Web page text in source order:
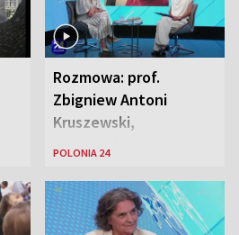
Rozmowa: prof.
Zbigniew Antoni
Kruszewski,
Powstaniec
Zaryan, piosenkarka
POLONIA 24